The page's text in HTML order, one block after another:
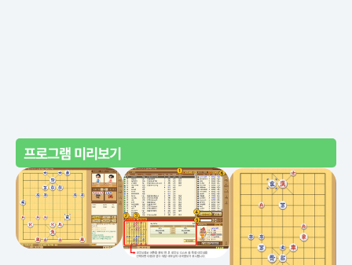
프로그램 미리보기